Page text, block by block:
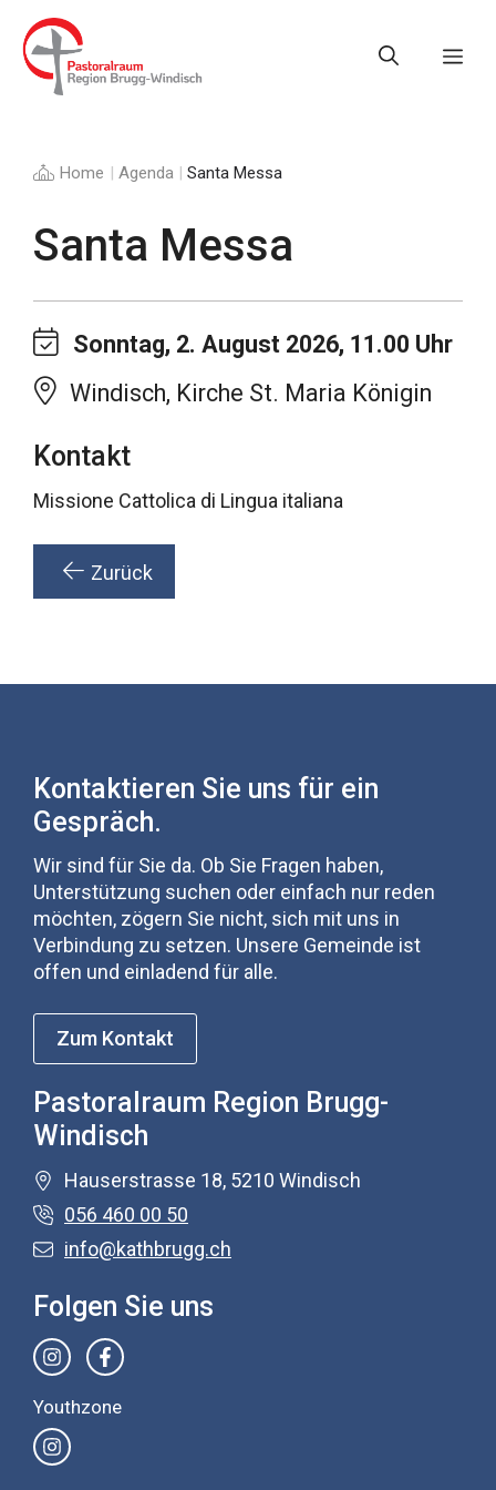
zum
Inhalt
Home | Agenda | Santa Messa
Santa Messa
Sonntag, 2. August 2026, 11.00 Uhr
Windisch, Kirche St. Maria Königin
Kontakt
Missione Cattolica di Lingua italiana
Zurück
Kontaktieren Sie uns für ein
Gespräch.
Wir sind für Sie da. Ob Sie Fragen haben,
Unterstützung suchen oder einfach nur reden
möchten, zögern Sie nicht, sich mit uns in
Verbindung zu setzen. Unsere Gemeinde ist
offen und einladend für alle.
Zum Kontakt
Pastoralraum Region Brugg-
Windisch
Hauserstrasse 18, 5210 Windisch
056 460 00 50
info@kathbrugg.ch
Folgen Sie uns
Youthzone